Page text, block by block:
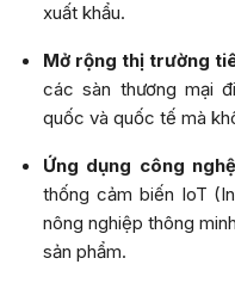
xuất khẩu.
Mở rộng thị trường
các sàn thương mại
quốc và quốc tế mà
Ứng dụng công
thống cảm biến IoT
nông nghiệp thông
sản phẩm.